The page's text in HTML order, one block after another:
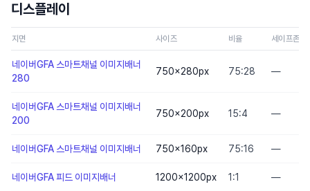
디스플레이
지면 사이즈 비율 세이프존
네이버GFA 스마트채널 이미지배너
280
750×280px 75:28 —
네이버GFA 스마트채널 이미지배너
200
750×200px 15:4 —
네이버GFA 스마트채널 이미지배너 750×160px 75:16 —
네이버GFA 피드 이미지배너 1200×1200px 1:1 —